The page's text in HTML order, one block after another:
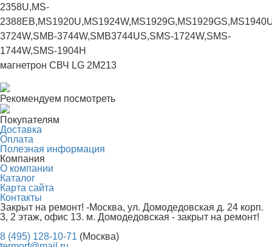
2358U,MS-
2388EB,MS1920U,MS1924W,MS1929G,MS1929GS,
3724W,SMB-3744W,SMB3744US,SMS-1724W,SMS-
1744W,SMS-1904H
магнетрон СВЧ LG 2M213
Рекомендуем посмотреть
Покупателям
Доставка
Оплата
Полезная информация
Компания
О компании
Каталог
Карта сайта
Контакты
Закрыт на ремонт! -Москва, ул. Домодедовская д. 24 корп.
3, 2 этаж, офис 13. м. Домодедовская - закрыт на ремонт!
8 (495) 128-10-71 (Москва)